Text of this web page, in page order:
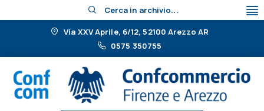
Cerca in archivio...
Via XXV Aprile, 6/12, 52100 Arezzo AR
0575 350755